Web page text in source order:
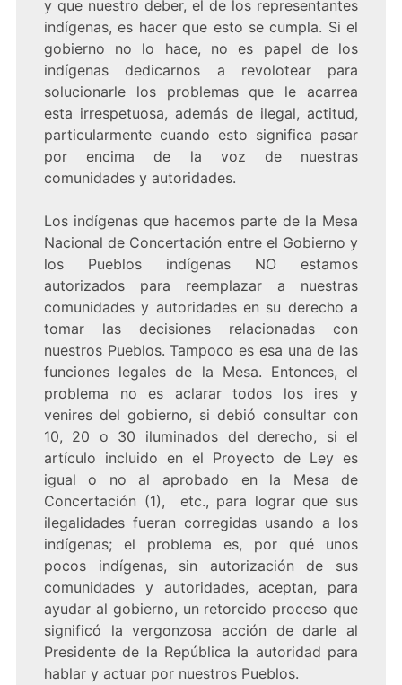
y que nuestro deber, el de los representantes
indígenas, es hacer que esto se cumpla. Si el
gobierno no lo hace, no es papel de los
indígenas dedicarnos a revolotear para
solucionarle los problemas que le acarrea
esta irrespetuosa, además de ilegal, actitud,
particularmente cuando esto significa pasar
por encima de la voz de nuestras
comunidades y autoridades.
Los indígenas que hacemos parte de la Mesa
Nacional de Concertación entre el Gobierno y
los Pueblos indígenas NO estamos
autorizados para reemplazar a nuestras
comunidades y autoridades en su derecho a
tomar las decisiones relacionadas con
nuestros Pueblos. Tampoco es esa una de las
funciones legales de la Mesa. Entonces, el
problema no es aclarar todos los ires y
venires del gobierno, si debió consultar con
10, 20 o 30 iluminados del derecho, si el
artículo incluido en el Proyecto de Ley es
igual o no al aprobado en la Mesa de
Concertación (1), etc., para lograr que sus
ilegalidades fueran corregidas usando a los
indígenas; el problema es, por qué unos
pocos indígenas, sin autorización de sus
comunidades y autoridades, aceptan, para
ayudar al gobierno, un retorcido proceso que
significó la vergonzosa acción de darle al
Presidente de la República la autoridad para
hablar y actuar por nuestros Pueblos.